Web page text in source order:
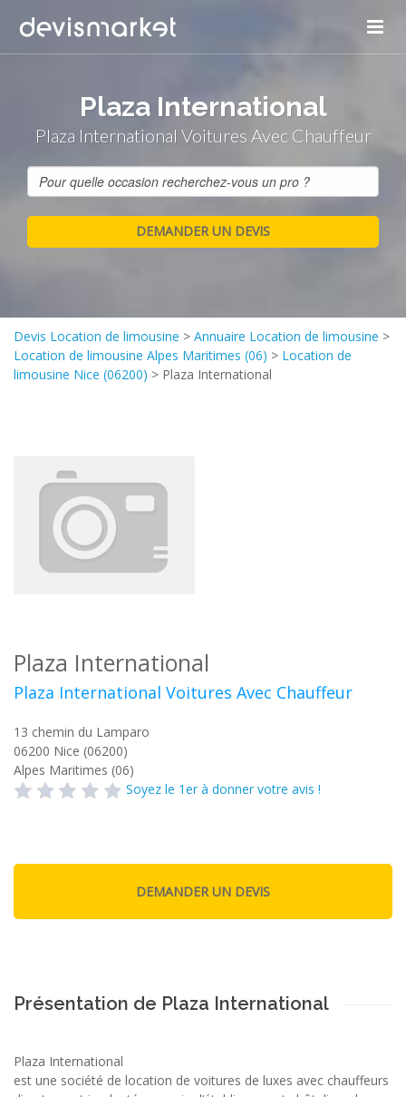
Plaza International
Plaza International Voitures Avec Chauffeur
Devis Location de limousine > Annuaire Location de limousine >
Location de limousine Alpes Maritimes (06) > Location de
limousine Nice (06200) > Plaza International
Plaza International
Plaza International Voitures Avec Chauffeur
13 chemin du Lamparo
06200 Nice (06200)
Alpes Maritimes (06)
Soyez le 1er à donner votre avis !
Présentation de Plaza International
Plaza International
est une société de location de voitures de luxes avec chauffeurs